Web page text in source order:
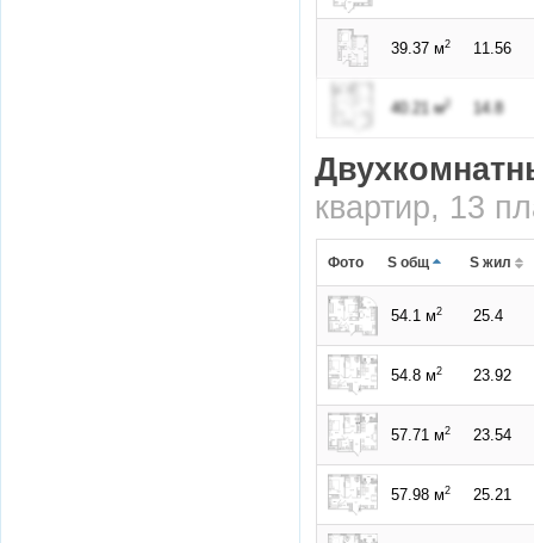
39.37 м2 11.56
40.21 м2 14.8
квартир, 13
Фото S общ S жил
54.1 м2 25.4
54.8 м2 23.92
57.71 м2 23.54
57.98 м2 25.21